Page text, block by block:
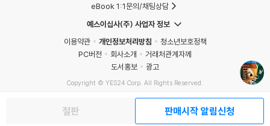
절판 판매시작 알림신청
eBook 1:1문의/채팅상담
예스이십사(주) 사업자 정보
이용약관
개인정보처리방침
청소년보호정책
PC버전
회사소개
거래처관계자께
도서홍보
광고
Copyright © YES24 Corp. All Rights Reserved.